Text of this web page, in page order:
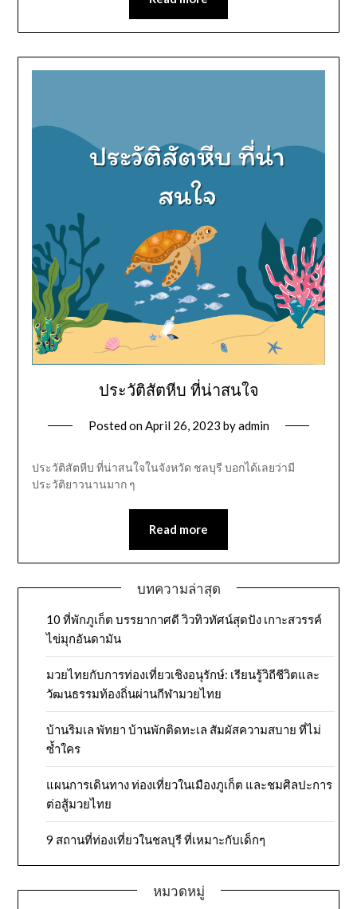
ประวัติสัตหีบ ที่น่าสนใจ
Posted onApril 26, 2023 byadmin
ประวัติสัตหีบ ที่น่าสนใจในจังหวัด ชลบุรี บอกได้เลยว่ามี
ประวัติยาวนานมาก ๆ
Read more
บทความล่าสุด
10 ที่พักภูเก็ต บรรยากาศดี วิวทิวทัศน์สุดปัง เกาะสวรรค์
ไข่มุกอันดามัน
มวยไทยกับการท่องเที่ยวเชิงอนุรักษ์: เรียนรู้วิถีชีวิตและ
วัฒนธรรมท้องถิ่นผ่านกีฬามวยไทย
บ้านริมเล พัทยา บ้านพักติดทะเล สัมผัสความสบาย ที่ไม่
ซ้ำใคร
แผนการเดินทาง ท่องเที่ยวในเมืองภูเก็ต และชมศิลปะการ
ต่อสู้มวยไทย
9 สถานที่ท่องเที่ยวในชลบุรี ที่เหมาะกับเด็กๆ
หมวดหมู่